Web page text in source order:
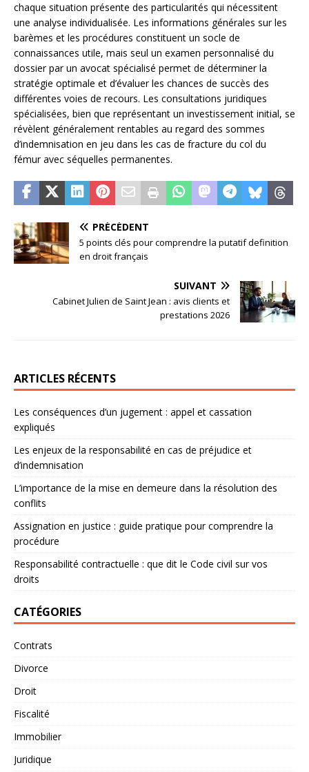
chaque situation présente des particularités qui nécessitent
une analyse individualisée. Les informations générales sur les
barèmes et les procédures constituent un socle de
connaissances utile, mais seul un examen personnalisé du
dossier par un avocat spécialisé permet de déterminer la
stratégie optimale et d’évaluer les chances de succès des
différentes voies de recours. Les consultations juridiques
spécialisées, bien que représentant un investissement initial, se
révèlent généralement rentables au regard des sommes
d’indemnisation en jeu dans les cas de fracture du col du
fémur avec séquelles permanentes.
PRÉCÉDENT
5 points clés pour comprendre la putatif definition
en droit français
SUIVANT
Cabinet Julien de Saint Jean : avis clients et
prestations 2026
ARTICLES RÉCENTS
Les conséquences d’un jugement : appel et cassation
expliqués
Les enjeux de la responsabilité en cas de préjudice et
d’indemnisation
L’importance de la mise en demeure dans la résolution des
conflits
Assignation en justice : guide pratique pour comprendre la
procédure
Responsabilité contractuelle : que dit le Code civil sur vos
droits
CATÉGORIES
Contrats
Divorce
Droit
Fiscalité
Immobilier
Juridique